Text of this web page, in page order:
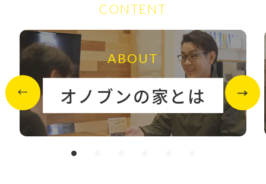
CONTENT
ABOUT
オノブンの家とは